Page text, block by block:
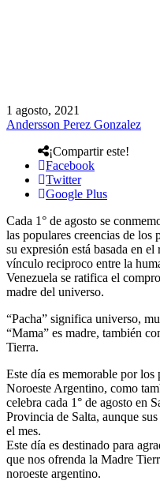
1 agosto, 2021
Andersson Perez Gonzalez
¡Compartir este!
Facebook
Twitter
Google Plus
Cada 1° de agosto se
las populares creencias de
su expresión está basada en
vínculo reciproco entre la
Venezuela se ratifica el
madre del universo.
“Pacha” significa universo,
“Mama” es madre, también
Tierra.
Este día es memorable por los
Noroeste Argentino, como
celebra cada 1° de agosto en
Provincia de Salta, aunque
el mes.
Este día es destinado para
que nos ofrenda la Madre
noroeste argentino.